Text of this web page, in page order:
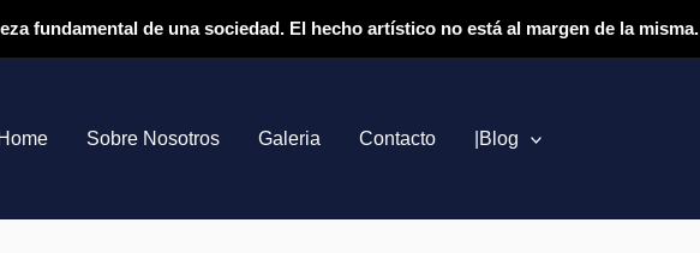
fundamental de una sociedad. El hecho artístico no está al margen de la misma.
Home Sobre Nosotros Galeria Contacto |Blog